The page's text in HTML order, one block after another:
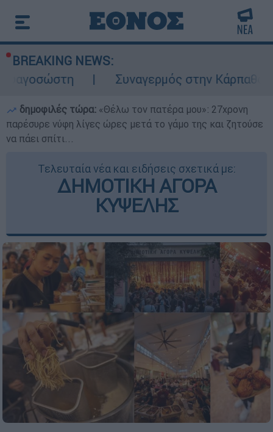
BREAKING NEWS:
Συναγερμός στην Κάρπαθο: Βρέθηκαν
δημοφιλές τώρα: «Θέλω τον πατέρα μου»: 27χρονη
παρέσυρε νύφη λίγες ώρες μετά το γάμο της και ζητούσε
να πάει σπίτι...
Τελευταία νέα και ειδήσεις σχετικά με:
ΔΗΜΟΤΙΚΗ ΑΓΟΡΑ
ΚΥΨΕΛΗΣ